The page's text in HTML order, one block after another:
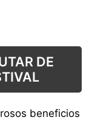
DE
beneficios